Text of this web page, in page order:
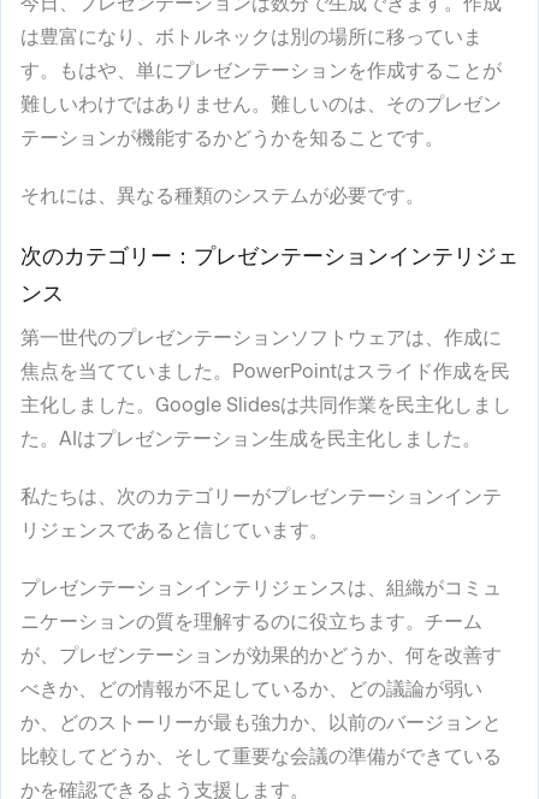
は豊富になり、ボトルネックは別の場所に移っていま
す。もはや、単にプレゼンテーションを作成することが
難しいわけではありません。難しいのは、そのプレゼン
テーションが機能するかどうかを知ることです。
それには、異なる種類のシステムが必要です。
次のカテゴリー：プレゼンテーションインテリジェ
ンス
第一世代のプレゼンテーションソフトウェアは、作成に
焦点を当てていました。PowerPointはスライド作成を民
主化しました。Google Slidesは共同作業を民主化しまし
た。AIはプレゼンテーション生成を民主化しました。
私たちは、次のカテゴリーがプレゼンテーションインテ
リジェンスであると信じています。
プレゼンテーションインテリジェンスは、組織がコミュ
ニケーションの質を理解するのに役立ちます。チーム
が、プレゼンテーションが効果的かどうか、何を改善す
べきか、どの情報が不足しているか、どの議論が弱い
か、どのストーリーが最も強力か、以前のバージョンと
比較してどうか、そして重要な会議の準備ができている
かを確認できるよう支援します。